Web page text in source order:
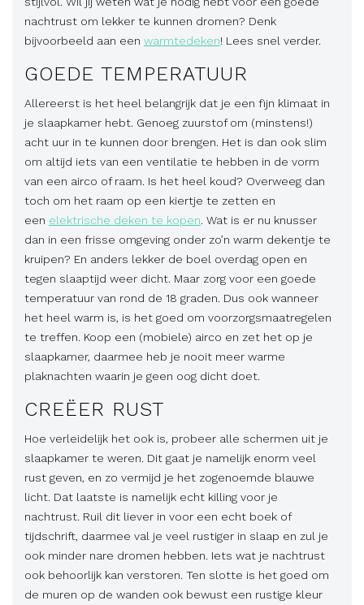
nachtrust om lekker te kunnen dromen? Denk
bijvoorbeeld aan een warmtedeken! Lees snel verder.
GOEDE TEMPERATUUR
Allereerst is het heel belangrijk dat je een fijn klimaat in
je slaapkamer hebt. Genoeg zuurstof om (minstens!)
acht uur in te kunnen door brengen. Het is dan ook slim
om altijd iets van een ventilatie te hebben in de vorm
van een airco of raam. Is het heel koud? Overweeg dan
toch om het raam op een kiertje te zetten en
een elektrische deken te kopen. Wat is er nu knusser
dan in een frisse omgeving onder zo’n warm dekentje te
kruipen? En anders lekker de boel overdag open en
tegen slaaptijd weer dicht. Maar zorg voor een goede
temperatuur van rond de 18 graden. Dus ook wanneer
het heel warm is, is het goed om voorzorgsmaatregelen
te treffen. Koop een (mobiele) airco en zet het op je
slaapkamer, daarmee heb je nooit meer warme
plaknachten waarin je geen oog dicht doet.
CREËER RUST
Hoe verleidelijk het ook is, probeer alle schermen uit je
slaapkamer te weren. Dit gaat je namelijk enorm veel
rust geven, en zo vermijd je het zogenoemde blauwe
licht. Dat laatste is namelijk echt killing voor je
nachtrust. Ruil dit liever in voor een echt boek of
tijdschrift, daarmee val je veel rustiger in slaap en zul je
ook minder nare dromen hebben. Iets wat je nachtrust
ook behoorlijk kan verstoren. Ten slotte is het goed om
de muren op de wanden ook bewust een rustige kleur